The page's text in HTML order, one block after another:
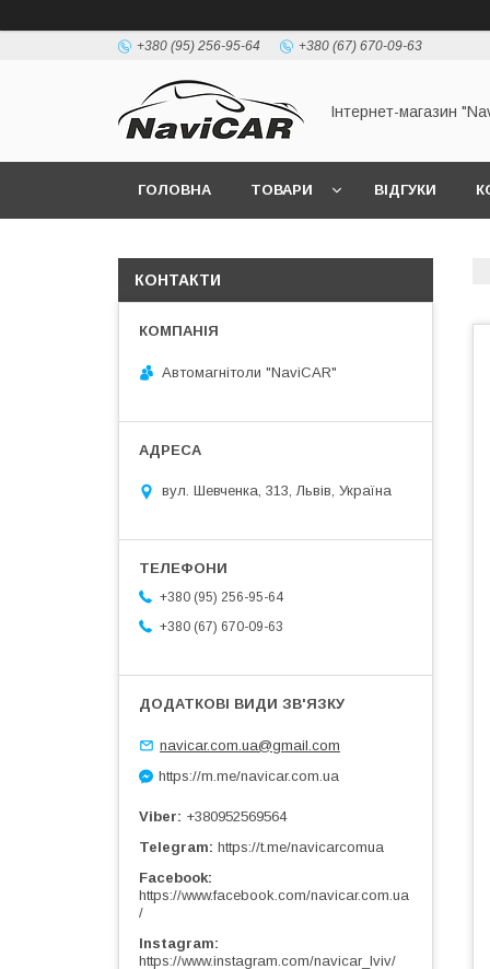
+380 (95) 256-95-64 +380 (67) 670-09-63
Інтернет-магазин
ГОЛОВНА ТОВАРИ ВІДГУКИ
КОНТАКТИ
Автомагнітоли "NaviCAR"
вул. Шевченка, 313, Львів, Україна
+380 (95) 256-95-64
+380 (67) 670-09-63
navicar.com.ua@gmail.com
https://m.me/navicar.com.ua
Viber
+380952569564
Telegram https://t.me/navicarcomua
Facebook
https://www.facebook.com/navicar.com.ua
/
Instagram
https://www.instagram.com/navicar_lviv/